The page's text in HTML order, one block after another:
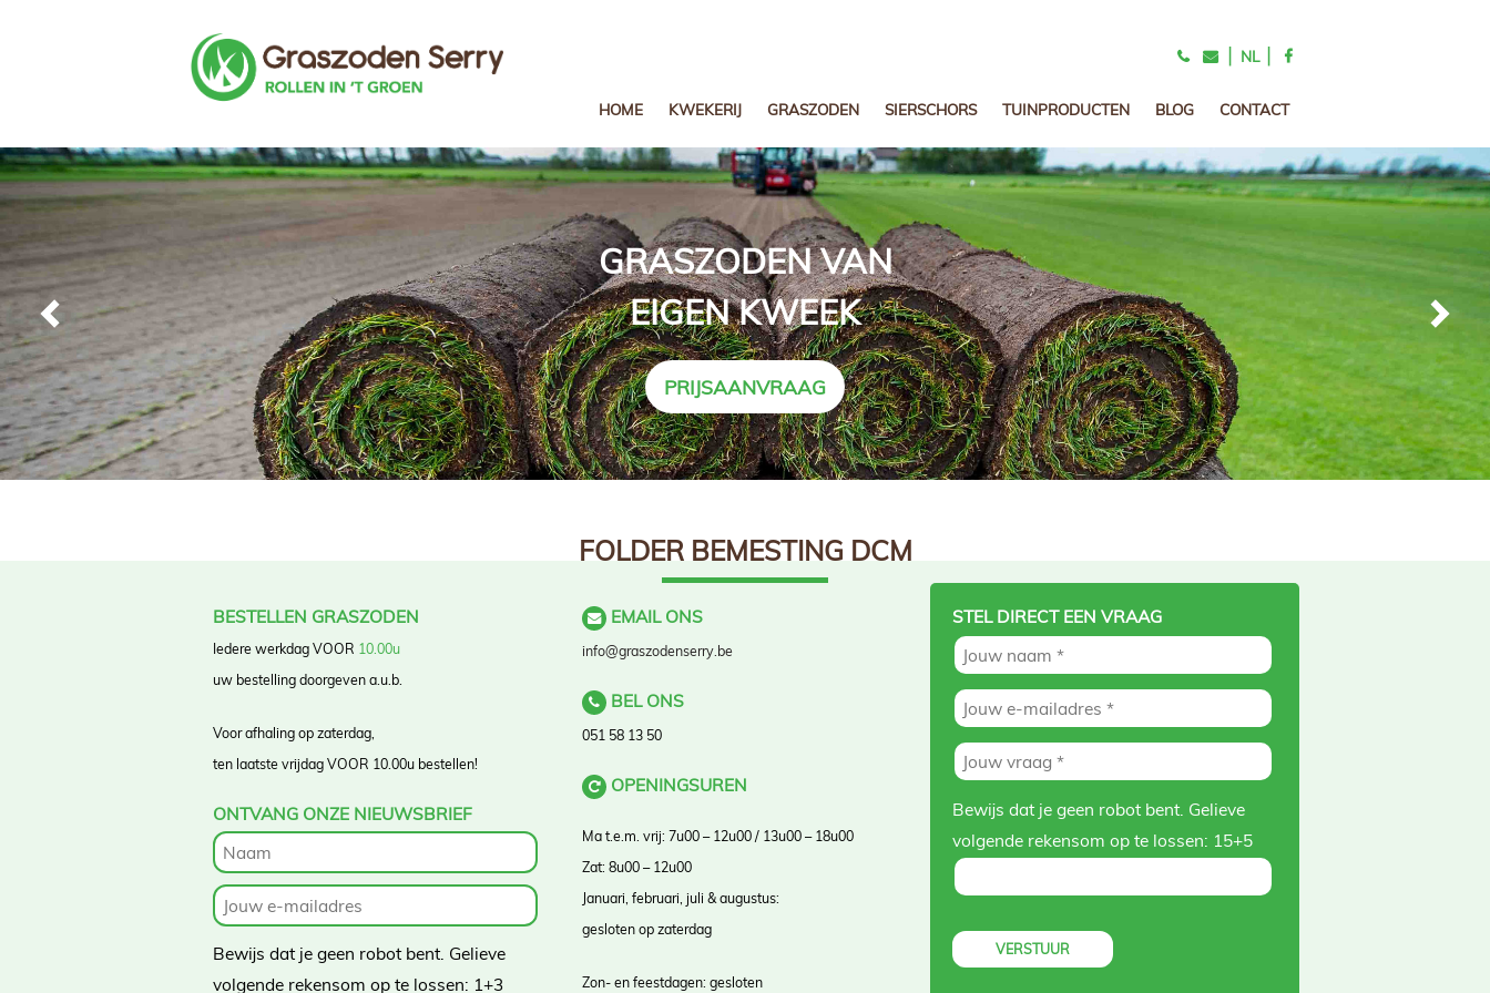
| NL |
HOME KWEKERIJ GRASZODEN SIERSCHORS TUINPRODUCTEN BLOG CONTACT
GRASZODEN VAN
EIGEN KWEEK
PRIJSAANVRAAG
FOLDER BEMESTING DCM
BESTELLEN GRASZODEN
Iedere werkdag VOOR 10.00u
uw bestelling doorgeven a.u.b.
Voor afhaling op zaterdag,
ten laatste vrijdag VOOR 10.00u bestellen!
ONTVANG ONZE NIEUWSBRIEF
Bewijs dat je geen robot bent. Gelieve
volgende rekensom op te lossen: 1+3
EMAIL ONS
info@graszodenserry.be
BEL ONS
051 58 13 50
OPENINGSUREN
Ma t.e.m. vrij: 7u00 – 12u00 / 13u00 – 18u00
Zat: 8u00 – 12u00
Januari, februari, juli & augustus:
gesloten op zaterdag
Zon- en feestdagen: gesloten
STEL DIRECT EEN VRAAG
Bewijs dat je geen robot bent. Gelieve
volgende rekensom op te lossen: 15+5